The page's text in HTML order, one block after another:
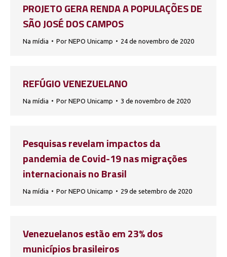
PROJETO GERA RENDA A POPULAÇÕES DE
SÃO JOSÉ DOS CAMPOS
Na mídia Por NEPO Unicamp 24 de novembro de 2020
REFÚGIO VENEZUELANO
Na mídia Por NEPO Unicamp 3 de novembro de 2020
Pesquisas revelam impactos da
pandemia de Covid-19 nas migrações
internacionais no Brasil
Na mídia Por NEPO Unicamp 29 de setembro de 2020
Venezuelanos estão em 23% dos
municípios brasileiros